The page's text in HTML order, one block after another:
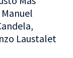
Laustalet